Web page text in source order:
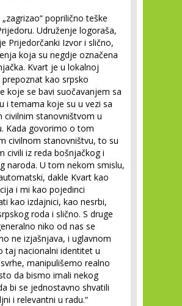
„zagrizao“ poprilično teške
Udruženje logoraša,
Prijedorčanki Izvor i slično,
koja su negdje označena
Kvart je u lokalnoj
prepoznat kao srpsko
koje se bavi suočavanjem sa
i temama koje su u vezi sa
civilnim stanovništvom u
Kada govorimo o tom
civilnom stanovništvu, to su
civili iz reda bošnjačkog i
naroda. U tom nekom smislu,
dakle Kvart kao
i mi kao pojedinci
kao izdajnici, kao nesrbi,
roda i slično. S druge
niko od nas se
ne izjašnjava, i uglavnom
taj nacionalni identitet u
manipulišemo realno
da bismo imali nekog
bi se jednostavno shvatili
i relevantni u radu.“